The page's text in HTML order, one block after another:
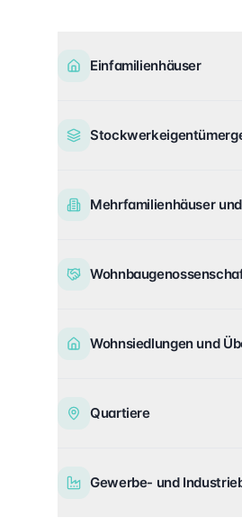
Einfamilienhäuser
Mehrfamilienhäuser
Wohnsiedlungen und
Quartiere
Gewerbe- und